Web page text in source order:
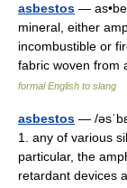
asbestos —
mineral, either
incombustible or
fabric woven
formal English to slang
asbestos — /
1. any of various
particular, the
retardant devices